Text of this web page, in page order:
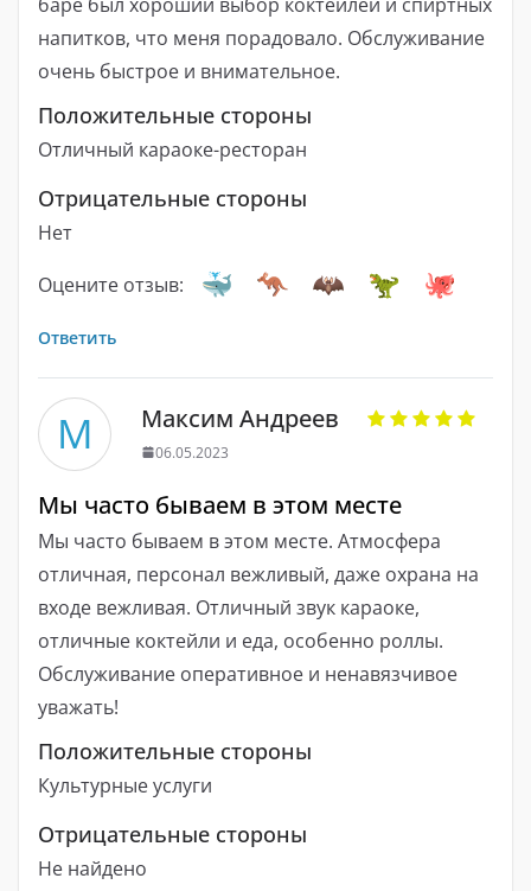
напитков, что меня порадовало. Обслуживание
очень быстрое и внимательное.
Положительные стороны
Отличный караоке-ресторан
Отрицательные стороны
Нет
Оцените отзыв:
Ответить
М Максим Андреев
06.05.2023
Мы часто бываем в этом месте
Мы часто бываем в этом месте. Атмосфера
отличная, персонал вежливый, даже охрана на
входе вежливая. Отличный звук караоке,
отличные коктейли и еда, особенно роллы.
Обслуживание оперативное и ненавязчивое
уважать!
Положительные стороны
Культурные услуги
Отрицательные стороны
Не найдено